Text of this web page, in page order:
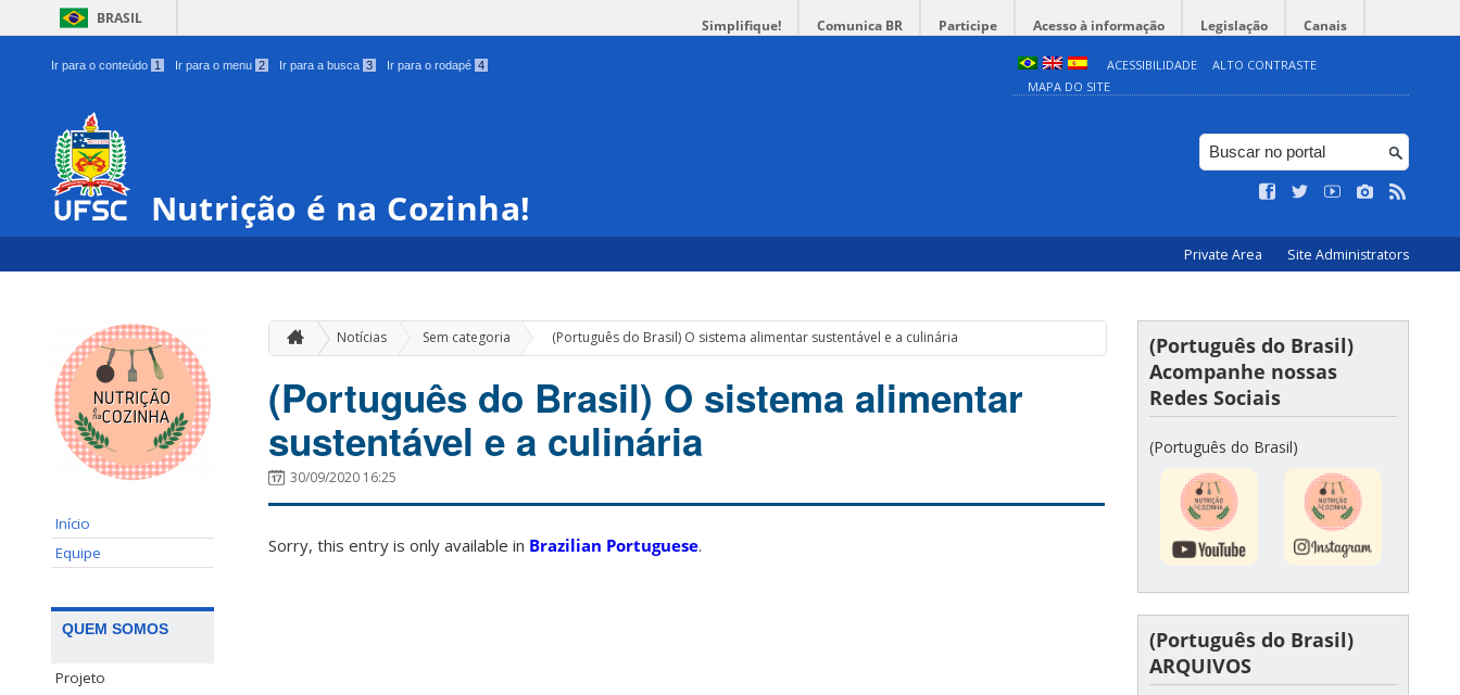
BRASIL Simplifique! Comunica BR Participe Acesso à informação Legislação Canais
Ir para o conteúdo 1 Ir para o menu 2 Ir para a busca 3 Ir para o rodapé 4 ACESSIBILIDADE
ALTO CONTRASTE
MAPA DO SITE
Nutrição é na Cozinha!
Private Area Site Administrators
Início
Equipe
QUEM SOMOS
Projeto
Notícias Sem categoria » (Português do Brasil) O sistema alimentar sustentável e a culinária
(Português do Brasil) O sistema alimentar
sustentável e a culinária
30/09/2020 16:25
Sorry, this entry is only available in Brazilian Portuguese.
(Português do Brasil)
Acompanhe nossas
Redes Sociais
(Português do Brasil)
(Português do Brasil)
ARQUIVOS